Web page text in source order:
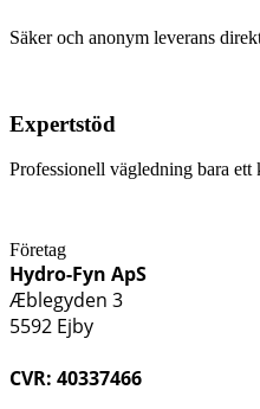
Säker och anonym leverans
Expertstöd
Professionell vägledning bara ett
Företag
Hydro-Fyn ApS
Æblegyden 3
5592 Ejby
CVR: 40337466